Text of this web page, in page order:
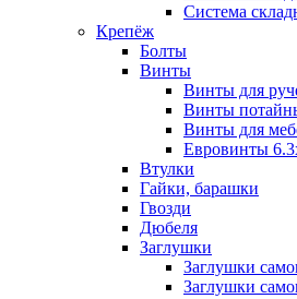
Система
Крепёж
Болты
Винты
Винты для
Винты
Винты для
Евровинты
Втулки
Гайки, барашки
Гвозди
Дюбеля
Заглушки
Заглушки
Заглушки